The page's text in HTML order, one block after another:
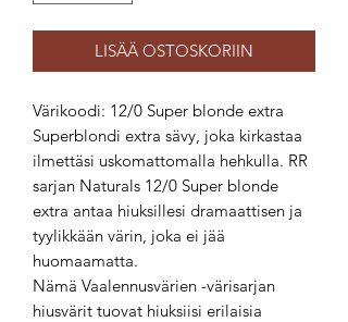
LISÄÄ OSTOSKORIIN
Värikoodi: 12/0 Super blonde extra
Superblondi extra sävy, joka kirkastaa
ilmettäsi uskomattomalla hehkulla. RR
sarjan Naturals 12/0 Super blonde
extra antaa hiuksillesi dramaattisen ja
tyylikkään värin, joka ei jää
huomaamatta.
Nämä Vaalennusvärien -värisarjan
hiusvärit tuovat hiuksiisi erilaisia